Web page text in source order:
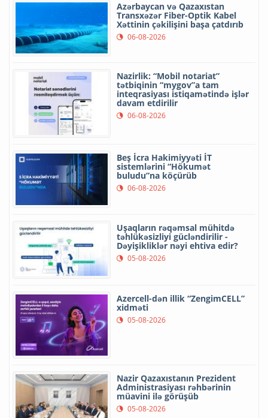
Azərbaycan və Qazaxıstan
Transxəzər Fiber-Optik Kabel
Xəttinin çəkilişini başa çatdırıb
06-08-2026
Nazirlik: “Mobil notariat”
tətbiqinin “mygov”a tam
inteqrasiyası istiqamətində işlər
davam etdirilir
06-08-2026
Beş İcra Hakimiyyəti İT
sistemlərini “Hökumət
buludu”na köçürüb
06-08-2026
Uşaqların rəqəmsal mühitdə
təhlükəsizliyi gücləndirilir -
Dəyişikliklər nəyi ehtiva edir?
05-08-2026
Azercell-dən illik “ZengimCELL”
xidməti
05-08-2026
Nazir Qazaxıstanın Prezident
Administrasiyası rəhbərinin
müavini ilə görüşüb
05-08-2026